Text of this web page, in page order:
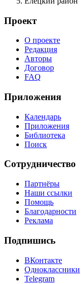
Проект
О проекте
Редакция
Авторы
Договор
FAQ
Приложения
Календарь
Приложения
Библиотека
Поиск
Сотрудничество
Партнёры
Наши ссылки
Помощь
Благодарности
Реклама
Подпишись
ВКонтакте
Одноклассники
Telegram